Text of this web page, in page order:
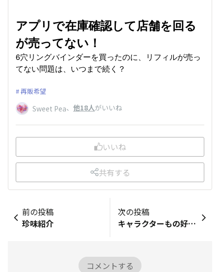
アプリで在庫確認して店舗を回る
が売ってない！
6穴リングバインダーを買ったのに、リフィルが売っ
てない問題は、いつまで続く？
再販希望
Sweet Pea、 他18人がいいね
いいね
共有する
前の投稿
珍味紹介
次の投稿
キャラクターもの好きの編み物道具
コメントする